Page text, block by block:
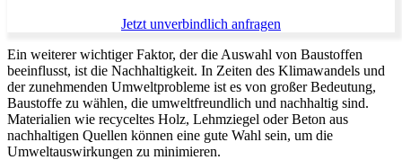
Jetzt unverbindlich anfragen
Ein weiterer wichtiger Faktor, der die Auswahl von Baustoffen
beeinflusst, ist die Nachhaltigkeit. In Zeiten des Klimawandels und
der zunehmenden Umweltprobleme ist es von großer Bedeutung,
Baustoffe zu wählen, die umweltfreundlich und nachhaltig sind.
Materialien wie recyceltes Holz, Lehmziegel oder Beton aus
nachhaltigen Quellen können eine gute Wahl sein, um die
Umweltauswirkungen zu minimieren.